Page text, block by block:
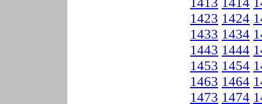
1423 1424
1433 1434
1443 1444
1453 1454
1463 1464
1473 1474